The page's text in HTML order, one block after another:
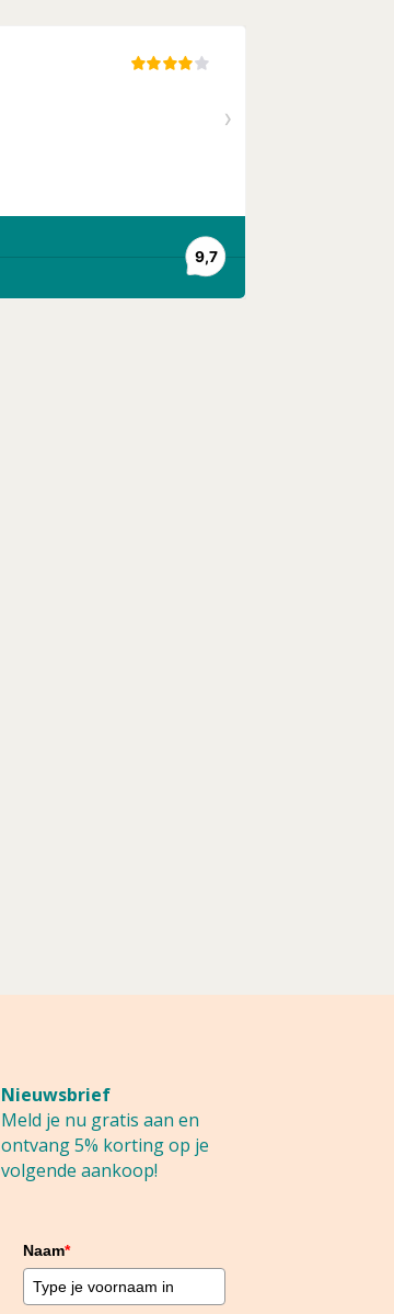
Nieuwsbrief
Meld je nu gratis aan en
ontvang 5% korting op je
volgende aankoop!
Naam*